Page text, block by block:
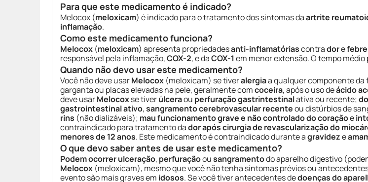
Para que este medicamento é indicado?
Melocox (meloxicam) é indicado para o tratamento dos sintomas daartrite
inflamação.
Como este medicamento funciona?
Melocox (meloxicam) apresenta propriedadesanti-inflamatóriascontradorefebre
responsável pela inflamação,COX-2, e daCOX-1 em menor extensão. O tempo médio
Quando não devo usar este medicamento?
Você não deve usarMelocox (meloxicam) se tiveralergiaa qualquer componente da
garganta ou placas elevadas na pele, geralmente comcoceira, após o uso deácido
deve usarMelocoxse tiverúlceraou perfuração gastrintestinalativa ou recente;
gastrointestinal ativo,sangramento cerebrovascular recenteou distúrbios de
rins (não dializáveis); mau funcionamento grave e não controlado do coraçãoe
contraindicado para tratamento dador após cirurgia de revascularização do
menores de 12 anos. Este medicamento é contraindicado durante agravideze
O que devo saber antes de usar este medicamento?
Podem ocorrer ulceração, perfuraçãoousangramentodo aparelho digestivo
Melocox (meloxicam), mesmo que você não tenha sintomas prévios ou
evento são mais graves em idosos. Se você tiver antecedentes dedoenças do